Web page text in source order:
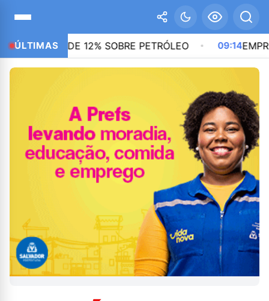
ÚLTIMAS
DE 12% SOBRE PETRÓLEO 09:14 EMPREGADA